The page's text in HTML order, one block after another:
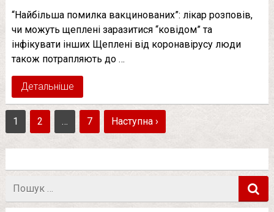
“Найбільша помилка вакцинованих”: лікар розповів,
чи можуть щеплені заразитися “ковідом” та
інфікувати інших Щеплені від коронавірусу люди
також потрапляють до …
Детальніше
1 2 … 7 Наступна ›
Пошук